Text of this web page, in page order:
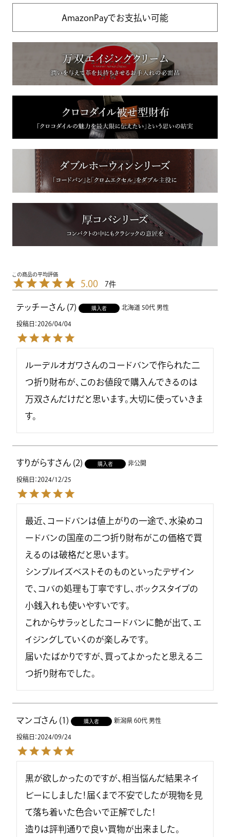
AmazonPayでお支払い可能
5.00 7
テッチー 7 購入者 北海道 50代 男性
投稿日 2026/04/04
ルーデルオガワさんのコードバンで作られた二
つ折り財布が、このお値段で購入んできるのは
万双さんだけだと思います。大切に使っていきま
す。
すりがらす 2 購入者 非公開
投稿日 2024/12/25
最近、コードバンは値上がりの一途で、水染めコ
ードバンの国産の二つ折り財布がこの価格で買
えるのは破格だと思います。
シンプルイズベストそのものといったデザイン
で、コバの処理も丁寧ですし、ボックスタイプの
小銭入れも使いやすいです。
これからサラッとしたコードバンに艶が出て、エ
イジングしていくのが楽しみです。
届いたばかりですが、買ってよかったと思える二
つ折り財布でした。
マンゴ 1 購入者 新潟県 60代 男性
投稿日 2024/09/24
黒が欲しかったのですが、相当悩んだ結果ネイ
ビーにしました！届くまで不安でしたが現物を見
て落ち着いた色合いで正解でした！
造りは評判通りで良い買物が出来ました。